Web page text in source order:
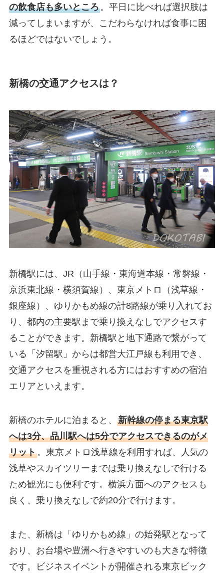
の飲食店も多いところ。平日に比べれば選択肢は
減ってしまいますが、こだわらなければ食事に困
るほどではないでしょう。
新橋の交通アクセスは？
新橋駅には、JR（山手線・東海道本線・常磐線・
京浜東北線・横須賀線）、東京メトロ（浅草線・
銀座線）、ゆりかもめ線の計8路線が乗り入れてお
り、都内の主要駅まで乗り換えなしでアクセスす
ることができます。新橋駅と地下通路で繋がって
いる「汐留駅」からは都営大江戸線も利用でき、
交通アクセスを重視される方にはおすすめの宿泊
エリアといえます。
新橋のホテルに泊まると、 新幹線の停まる東京駅
へは3分、品川駅へは5分でアクセスできるのがメ
リット。東京メトロ浅草線を利用すれば、人気の
浅草やスカイツリーまでは乗り換えなしで行ける
ため観光にも便利です。横浜方面へのアクセスも
良く、乗り換えなしで約20分で行けます。
また、新橋は「ゆりかもめ線」の始発駅となって
おり、お台場や豊洲へ行きやすいのも大きな特徴
です。ビジネスイベントが開催される東京ビック